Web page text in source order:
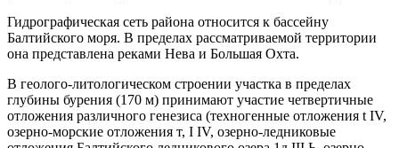
Гидрографическая сеть района относится к бассейну
Балтийского моря. В пределах рассматриваемой территории
она представлена реками Нева и Большая Охта.
В геолого-литологическом строении участка в пределах
глубины бурения (170 м) принимают участие четвертичные
отложения различного генезиса (техногенные отложения t IV,
озерно-морские отложения т, I IV, озерно-ледниковые